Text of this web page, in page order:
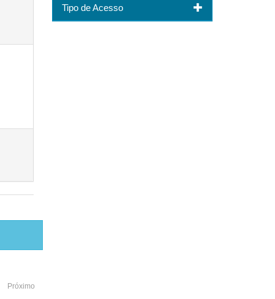
Próximo
Tipo de Acesso